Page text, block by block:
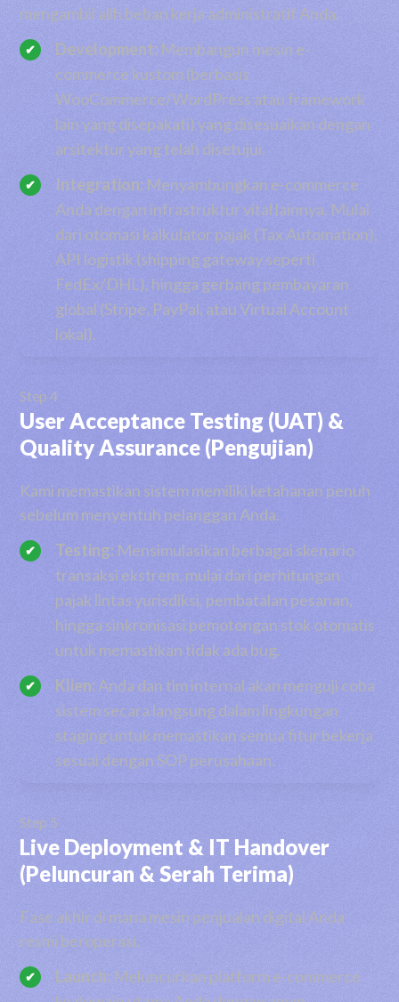
mengambil alih beban kerja administratif Anda.
Development: Membangun mesin e-
commerce kustom (berbasis
WooCommerce/WordPress atau framework
lain yang disepakati) yang disesuaikan dengan
arsitektur yang telah disetujui.
Integration: Menyambungkan e-commerce
Anda dengan infrastruktur vital lainnya. Mulai
dari otomasi kalkulator pajak (Tax Automation),
API logistik (shipping gateway seperti
FedEx/DHL), hingga gerbang pembayaran
global (Stripe, PayPal, atau Virtual Account
lokal).
Step 4
User Acceptance Testing (UAT) &
Quality Assurance (Pengujian)
Kami memastikan sistem memiliki ketahanan penuh
sebelum menyentuh pelanggan Anda.
Testing: Mensimulasikan berbagai skenario
transaksi ekstrem, mulai dari perhitungan
pajak lintas yurisdiksi, pembatalan pesanan,
hingga sinkronisasi pemotongan stok otomatis
untuk memastikan tidak ada bug.
Klien: Anda dan tim internal akan menguji coba
sistem secara langsung dalam lingkungan
staging untuk memastikan semua fitur bekerja
sesuai dengan SOP perusahaan.
Step 5
Live Deployment & IT Handover
(Peluncuran & Serah Terima)
Fase akhir di mana mesin penjualan digital Anda
resmi beroperasi.
Launch: Meluncurkan platform e-commerce